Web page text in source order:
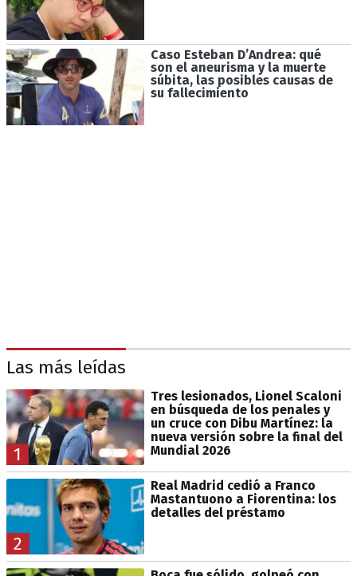
Caso Esteban D’Andrea: qué
son el aneurisma y la muerte
súbita, las posibles causas de
su fallecimiento
Las más leídas
1
Tres lesionados, Lionel Scaloni
en búsqueda de los penales y
un cruce con Dibu Martínez: la
nueva versión sobre la final del
Mundial 2026
2
Real Madrid cedió a Franco
Mastantuono a Fiorentina: los
detalles del préstamo